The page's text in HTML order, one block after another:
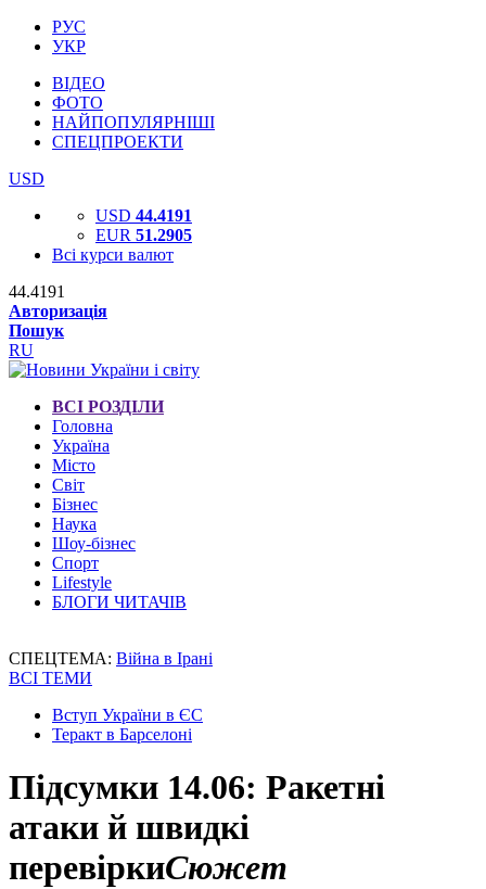
РУС
УКР
ВІДЕО
ФОТО
НАЙПОПУЛЯРНІШІ
СПЕЦПРОЕКТИ
USD
USD 44.4191
EUR 51.2905
Всі курси валют
44.4191
Авторизація
Пошук
RU
ВСІ РОЗДІЛИ
Головна
Україна
Місто
Світ
Бізнес
Наука
Шоу-бізнес
Спорт
Lifestyle
БЛОГИ ЧИТАЧІВ
СПЕЦТЕМА: Війна в Ірані
ВСІ ТЕМИ
Вступ України в ЄС
Теракт в Барселоні
Підсумки 14.06: Ракетні
атаки й швидкі
перевіркиСюжет